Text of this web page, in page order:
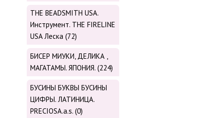
THE BEADSMITH USA.
Инструмент. THE FIRELINE
USA Леска (72)
БИСЕР МИУКИ, ДЕЛИКА ,
МАГАТАМЫ. ЯПОНИЯ. (224)
БУСИНЫ БУКВЫ БУСИНЫ
ЦИФРЫ. ЛАТИНИЦА.
PRECIOSA.a.s. (0)